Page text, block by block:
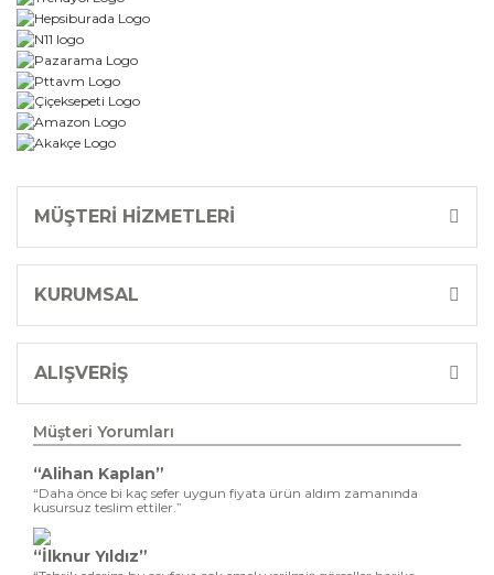
MÜŞTERİ HİZMETLERİ
KURUMSAL
ALIŞVERİŞ
Müşteri Yorumları
“Alihan Kaplan”
“Daha önce bi kaç sefer uygun fiyata ürün aldım zamanında
kusursuz teslim ettiler.”
“İlknur Yıldız”